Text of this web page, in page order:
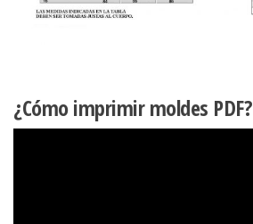
¿Cómo imprimir moldes PDF?